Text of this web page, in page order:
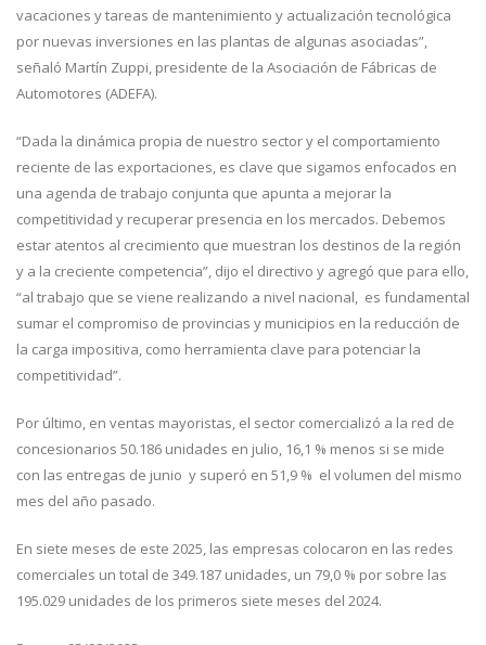
vacaciones y tareas de mantenimiento y actualización tecnológica
por nuevas inversiones en las plantas de algunas asociadas”,
señaló Martín Zuppi, presidente de la Asociación de Fábricas de
Automotores (ADEFA).
“Dada la dinámica propia de nuestro sector y el comportamiento
reciente de las exportaciones, es clave que sigamos enfocados en
una agenda de trabajo conjunta que apunta a mejorar la
competitividad y recuperar presencia en los mercados. Debemos
estar atentos al crecimiento que muestran los destinos de la región
y a la creciente competencia”, dijo el directivo y agregó que para ello,
“al trabajo que se viene realizando a nivel nacional, es fundamental
sumar el compromiso de provincias y municipios en la reducción de
la carga impositiva, como herramienta clave para potenciar la
competitividad”.
Por último, en ventas mayoristas, el sector comercializó a la red de
concesionarios 50.186 unidades en julio, 16,1 % menos si se mide
con las entregas de junio y superó en 51,9 % el volumen del mismo
mes del año pasado.
En siete meses de este 2025, las empresas colocaron en las redes
comerciales un total de 349.187 unidades, un 79,0 % por sobre las
195.029 unidades de los primeros siete meses del 2024.